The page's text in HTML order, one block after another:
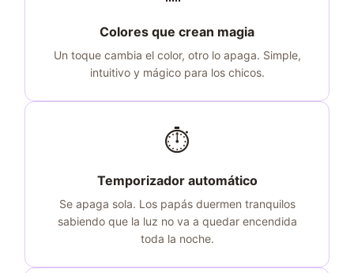
Colores que crean magia
Un toque cambia el color, otro lo apaga. Simple,
intuitivo y mágico para los chicos.
⏱️
Temporizador automático
Se apaga sola. Los papás duermen tranquilos
sabiendo que la luz no va a quedar encendida
toda la noche.